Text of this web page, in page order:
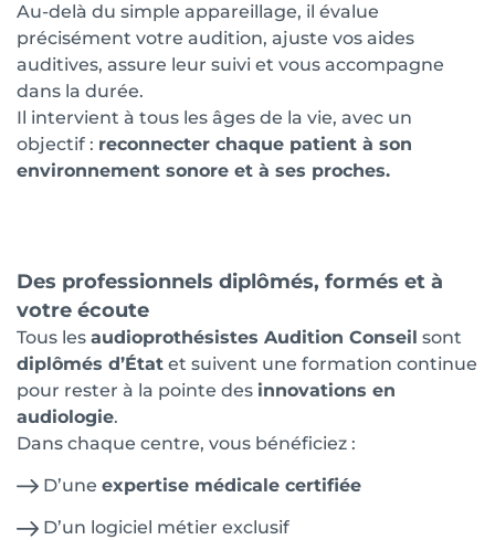
Au-delà du simple appareillage, il évalue
précisément votre audition, ajuste vos aides
auditives, assure leur suivi et vous accompagne
dans la durée.
Il intervient à tous les âges de la vie, avec un
objectif : reconnecter chaque patient à son
environnement sonore et à ses proches.
Des professionnels diplômés, formés et à
votre écoute
Tous les audioprothésistes Audition Conseil sont
diplômés d’État et suivent une formation continue
pour rester à la pointe des innovations en
audiologie.
Dans chaque centre, vous bénéficiez :
D’une expertise médicale certifiée
D’un logiciel métier exclusif